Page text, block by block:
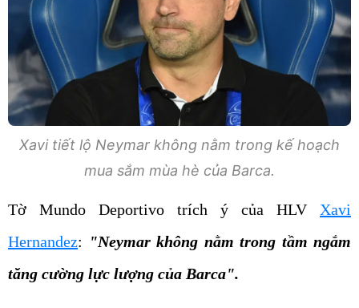
Xavi tiết lộ Neymar không nằm trong kế hoạch
mua sắm mùa hè của Barca.
Tờ Mundo Deportivo trích ý của HLV Xavi
Hernandez: "Neymar không nằm trong tầm ngắm
tăng cường lực lượng của Barca".